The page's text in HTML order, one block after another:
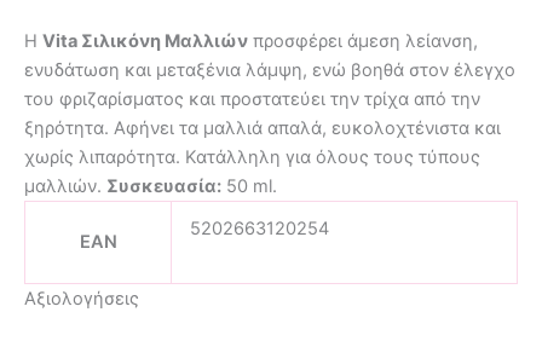
Η Vita Σιλικόνη Μαλλιών προσφέρει άμεση λείανση,
ενυδάτωση και μεταξένια λάμψη, ενώ βοηθά στον έλεγχο
του φριζαρίσματος και προστατεύει την τρίχα από την
ξηρότητα. Αφήνει τα μαλλιά απαλά, ευκολοχτένιστα και
χωρίς λιπαρότητα. Κατάλληλη για όλους τους τύπους
μαλλιών. Συσκευασία: 50 ml.
EAN
5202663120254
Αξιολογήσεις